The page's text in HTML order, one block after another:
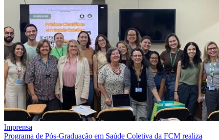
Imprensa
Programa de Pós-Graduação em Saúde Coletiva da FCM realiza